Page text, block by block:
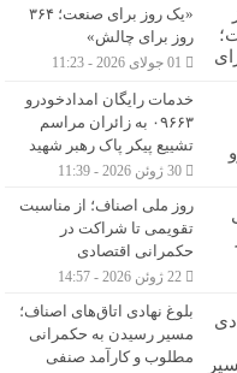
«یک روز برای صنعت؛ ۳۶۴
روز برای چالش»
خدمات رایگان امدادخودرو
۰۹۶۶۳ به زائران مراسم
تشییع پیکر پاک رهبر شهید
روز ملی اصناف؛ از مناسبت
تقویمی تا شراکت در
حکمرانی اقتصادی
بلوغ نهادی اتاق‌های اصناف؛
مسیر رسیدن به حکمرانی
مطلوب و کارآمد صنفی